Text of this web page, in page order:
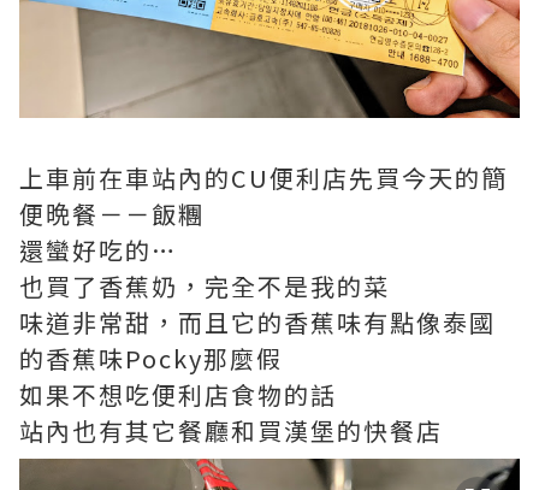
上車前在車站內的CU便利店先買今天的簡
便晩餐－－飯糰
還蠻好吃的…
也買了香蕉奶，完全不是我的菜
味道非常甜，而且它的香蕉味有點像泰國
的香蕉味Pocky那麼假
如果不想吃便利店食物的話
站內也有其它餐廳和買漢堡的快餐店